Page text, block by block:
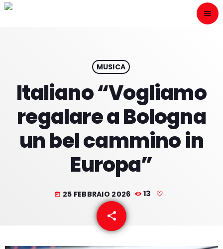
menu
play_arrow
NUESTRAS FRECUENCIAS
MUSICA
Italiano “Vogliamo
regalare a Bologna
un bel cammino in
Europa”
today 25 FEBBRAIO 2026 13
share
email